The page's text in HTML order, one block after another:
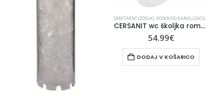
SANITARNI IZDELKI,VODOVOD KANALIZACIJA ,
CERSANIT wc školjka roma new R10 baltik K07-015-EX3
54.99€
DODAJ V KOŠARICO